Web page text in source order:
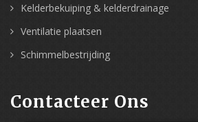
Kelderbekuiping & kelderdrainage
Ventilatie plaatsen
Schimmelbestrijding
Contacteer Ons